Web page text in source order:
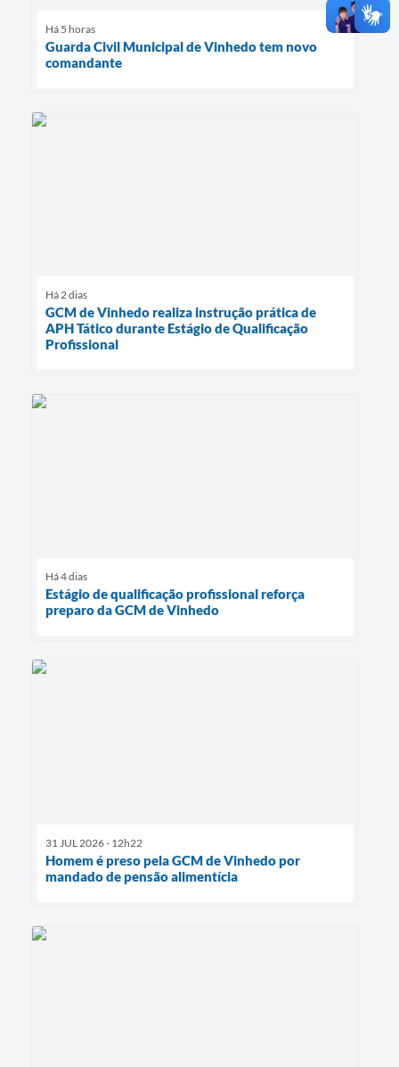
Há 5 horas
Guarda Civil Municipal de Vinhedo tem novo
comandante
Há 2 dias
GCM de Vinhedo realiza instrução prática de
APH Tático durante Estágio de Qualificação
Profissional
Há 4 dias
Estágio de qualificação profissional reforça
preparo da GCM de Vinhedo
31 JUL 2026 - 12h22
Homem é preso pela GCM de Vinhedo por
mandado de pensão alimentícia